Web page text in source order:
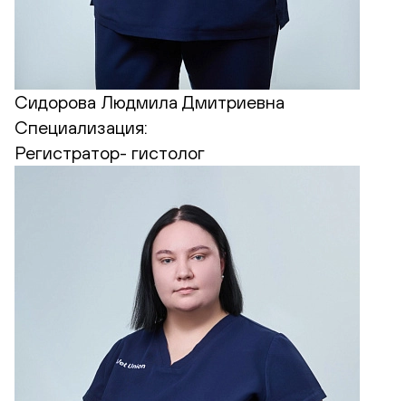
Сидорова Людмила Дмитриевна
Специализация:
Регистратор- гистолог